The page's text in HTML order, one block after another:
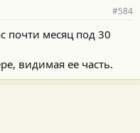
#584
почти месяц под 30
видимая ее часть.